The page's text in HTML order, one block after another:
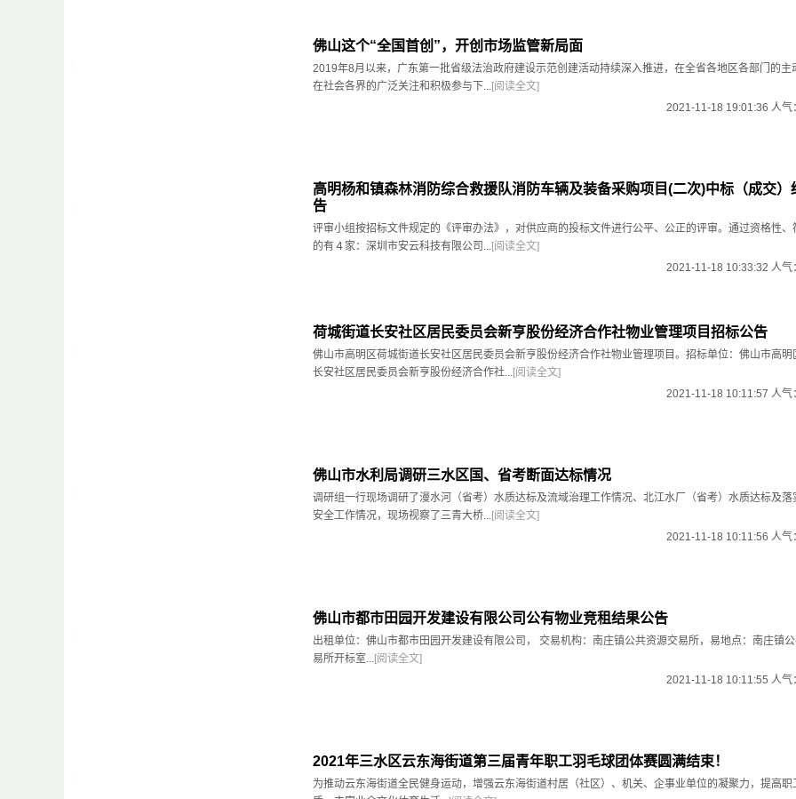
佛山这个“全国首创”，开创市场监管新局面
2019年8月以来，广东第一批省级法治政府建设示范创建活动持续深入推进，在全省各地区各部门的主
在社会各界的广泛关注和积极参与下...[阅读全文]
2021-11-18 19:01:36 人气
高明杨和镇森林消防综合救援队消防车辆及装备采购项目(二次)中标（成交）
告
评审小组按招标文件规定的《评审办法》，对供应商的投标文件进行公平、公正的评审。通过资格性、
的有４家：深圳市安云科技有限公司...[阅读全文]
2021-11-18 10:33:32 人气
荷城街道长安社区居民委员会新亨股份经济合作社物业管理项目招标公告
佛山市高明区荷城街道长安社区居民委员会新亨股份经济合作社物业管理项目。招标单位：佛山市高明
长安社区居民委员会新亨股份经济合作社...[阅读全文]
2021-11-18 10:11:57 人气
佛山市水利局调研三水区国、省考断面达标情况
调研组一行现场调研了漫水河（省考）水质达标及流域治理工作情况、北江水厂（省考）水质达标及落
安全工作情况，现场视察了三青大桥...[阅读全文]
2021-11-18 10:11:56 人气
佛山市都市田园开发建设有限公司公有物业竞租结果公告
出租单位：佛山市都市田园开发建设有限公司， 交易机构：南庄镇公共资源交易所，易地点：南庄镇
易所开标室...[阅读全文]
2021-11-18 10:11:55 人气
2021年三水区云东海街道第三届青年职工羽毛球团体赛圆满结束！
为推动云东海街道全民健身运动，增强云东海街道村居（社区）、机关、企事业单位的凝聚力，提高职